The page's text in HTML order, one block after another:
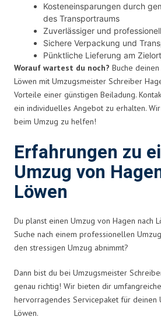
Kosteneinsparungen durch
des Transportraums
Zuverlässiger und
Sichere Verpackung und
Pünktliche Lieferung am Zielort
Worauf wartest du noch? Buche
Löwen mit Umzugsmeister Schreiber
Vorteile einer günstigen Beiladung.
ein individuelles Angebot zu erhalten.
beim Umzug zu helfen!
Erfahrungen zu
Umzug von
Löwen
Du planst einen Umzug von Hagen nach
Suche nach einem professionellen
den stressigen Umzug abnimmt?
Dann bist du bei Umzugsmeister
genau richtig! Wir bieten dir
hervorragendes Servicepaket für deinen
Löwen.